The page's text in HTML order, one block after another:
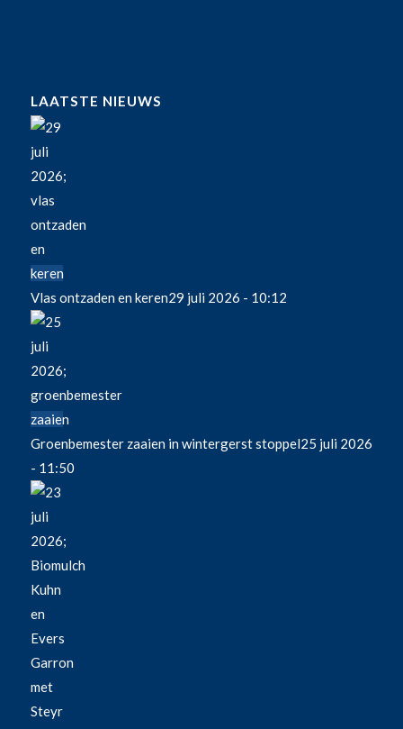
LAATSTE NIEUWS
Vlas ontzaden en keren29 juli 2026 - 10:12
Groenbemester zaaien in wintergerst stoppel25 juli 2026
- 11:50